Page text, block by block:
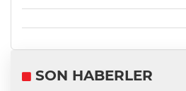
SON HABERLER